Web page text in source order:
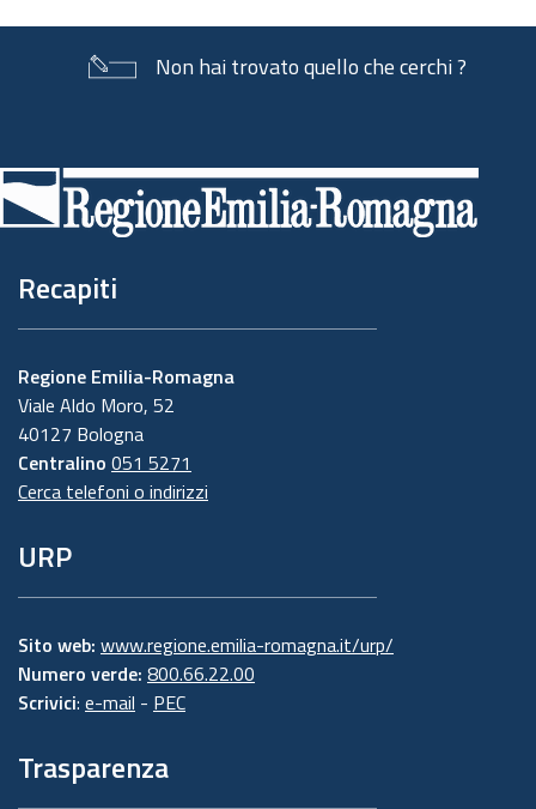
Non hai trovato quello che cerchi ?
di
pagina
Recapiti
Regione Emilia-Romagna
Viale Aldo Moro, 52
40127 Bologna
Centralino 051 5271
Cerca telefoni o indirizzi
URP
Sito web: www.regione.emilia-romagna.it/urp/
Numero verde: 800.66.22.00
Scrivici: e-mail - PEC
Trasparenza